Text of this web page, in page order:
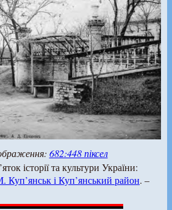
682:448 піксел
історії та культури України:
Куп’янськ і Куп’янський район. –